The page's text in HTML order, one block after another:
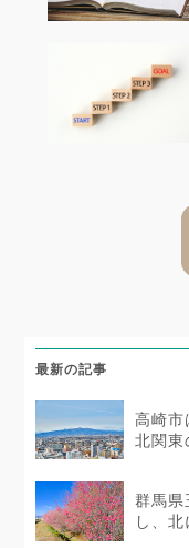
最新の記事
高崎市
北関東
群馬県
し、